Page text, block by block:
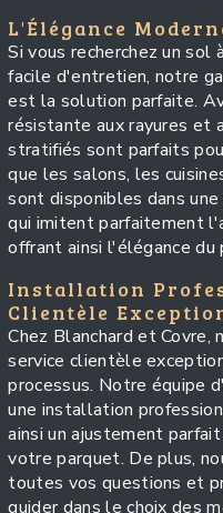
L'Élégance
Si vous recherchez un
facile d'entretien, notre
est la solution parfaite.
résistante aux rayures et
stratifiés sont parfaits
que les salons, les
sont disponibles dans
qui imitent parfaitement
offrant ainsi l'élégance du
Installation
Clientèle
Chez Blanchard et Covre,
service clientèle
processus. Notre équipe
une installation
ainsi un ajustement
votre parquet. De plus,
toutes vos questions et
guider dans le choix des